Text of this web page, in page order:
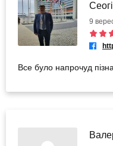
9
Все було напрочуд